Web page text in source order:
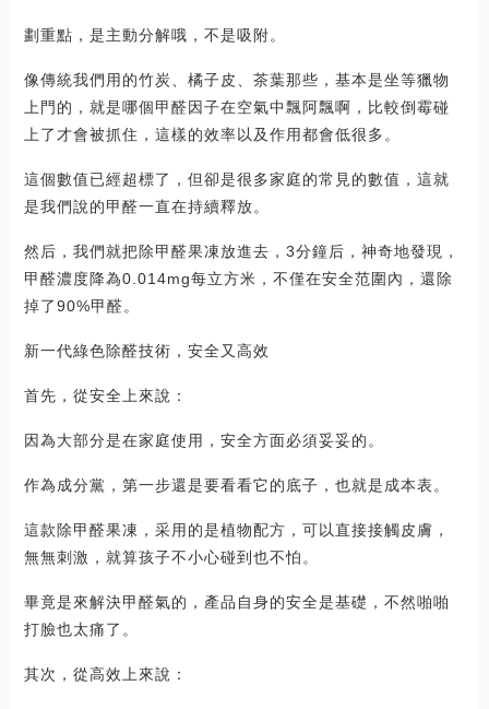
劃重點，是主動分解哦，不是吸附。
像傳統我們用的竹炭、橘子皮、茶葉那些，基本是坐等獵物
上門的，就是哪個甲醛因子在空氣中飄阿飄啊，比較倒霉碰
上了才會被抓住，這樣的效率以及作用都會低很多。
這個數值已經超標了，但卻是很多家庭的常見的數值，這就
是我們說的甲醛一直在持續釋放。
然后，我們就把除甲醛果凍放進去，3分鐘后，神奇地發現，
甲醛濃度降為0.014mg每立方米，不僅在安全范圍內，還除
掉了90%甲醛。
新一代綠色除醛技術，安全又高效
首先，從安全上來說：
因為大部分是在家庭使用，安全方面必須妥妥的。
作為成分黨，第一步還是要看看它的底子，也就是成本表。
這款除甲醛果凍，采用的是植物配方，可以直接接觸皮膚，
無無刺激，就算孩子不小心碰到也不怕。
畢竟是來解決甲醛氣的，產品自身的安全是基礎，不然啪啪
打臉也太痛了。
其次，從高效上來說：